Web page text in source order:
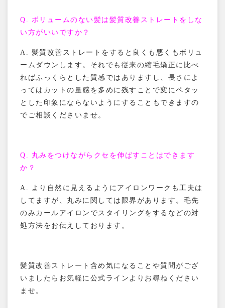
Q. ボリュームのない髪は髪質改善ストレートをしな
い方がいいですか？
A. 髪質改善ストレートをすると良くも悪くもボリュ
ームダウンします。それでも従来の縮毛矯正に比べ
ればふっくらとした質感ではありますし、長さによ
ってはカットの量感を多めに残すことで変にペタッ
とした印象にならないようにすることもできますの
でご相談くださいませ。
Q. 丸みをつけながらクセを伸ばすことはできます
か？
A.
より自然に見えるようにアイロンワークも工夫は
してますが、丸みに関しては限界があります。毛先
のみカールアイロンでスタイリングをするなどの対
処方法をお伝えしております。
髪質改善ストレート含め気になることや質問がござ
いましたらお気軽に公式ラインよりお尋ねください
ませ。